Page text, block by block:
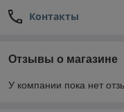
Контакты
Отзывы о магазине
У компании пока нет